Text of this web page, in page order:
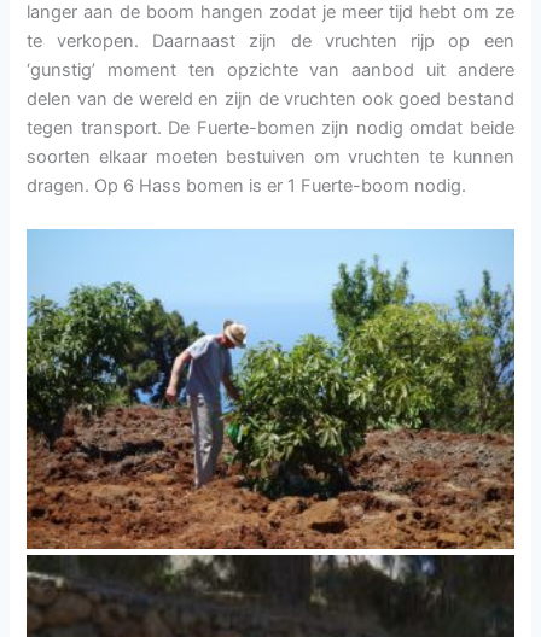
langer aan de boom hangen zodat je meer tijd hebt om ze
te verkopen. Daarnaast zijn de vruchten rijp op een
‘gunstig’ moment ten opzichte van aanbod uit andere
delen van de wereld en zijn de vruchten ook goed bestand
tegen transport. De Fuerte-bomen zijn nodig omdat beide
soorten elkaar moeten bestuiven om vruchten te kunnen
dragen. Op 6 Hass bomen is er 1 Fuerte-boom nodig.